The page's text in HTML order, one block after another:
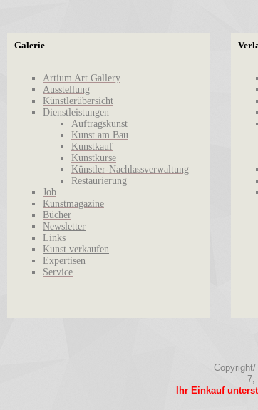
Galerie
Artium Art Gallery
Ausstellung
Künstlerübersicht
Dienstleistungen
Auftragskunst
Kunst am Bau
Kunstkauf
Kunstkurse
Künstler-Nachlassverwaltung
Restaurierung
Job
Kunstmagazine
Bücher
Newsletter
Links
Kunst verkaufen
Expertisen
Service
7,
Ihr Einkauf